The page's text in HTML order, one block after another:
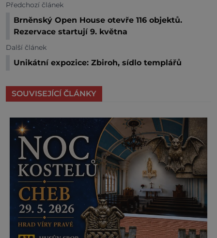
Předchozí článek
Brněnský Open House otevře 116 objektů.
Rezervace startují 9. května
Další článek
Unikátní expozice: Zbiroh, sídlo templářů
SOUVISEJÍCÍ ČLÁNKY